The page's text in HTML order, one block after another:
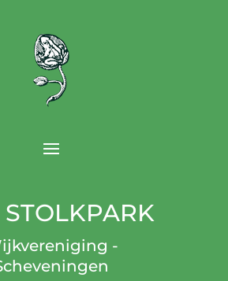
-